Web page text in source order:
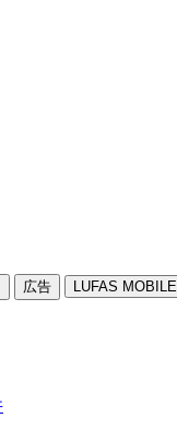
広告 LUFAS MOBILE